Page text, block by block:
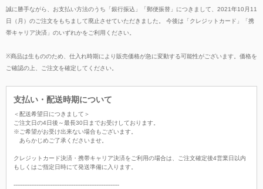
誠に勝手ながら、お支払い方法のうち「銀行振込」「郵便振替」につきまして、2021年10月11
日（月）のご注文をもちまして廃止させていただきました。 今後は「クレジットカード」「携
帯キャリア決済」のいずれかをご利用ください。
※商品は生もののため、仕入れ時期により販売価格が急に変動する可能性がございます。価格を
ご確認の上、ご注文を確定してください。
支払い・配送時期について
＜配送希望日につきまして＞
ご注文日の4日後～最長30日までお受けしております。
※ご希望がお受け出来ない場合もございます。
あらかじめご了承くださいませ。
クレジットカード決済・携帯キャリア決済をご利用の場合は、ご注文確定後4営業日以内
もしくはご指定日時にて発送準備に入ります。
------------------------------------------------------------